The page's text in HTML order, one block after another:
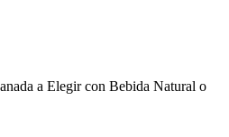
a Elegir con Bebida Natural o